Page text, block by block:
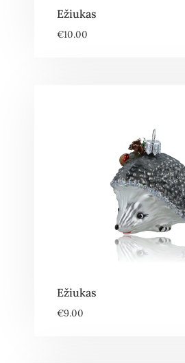
Ežiukas
€10.00
Ežiukas
€9.00